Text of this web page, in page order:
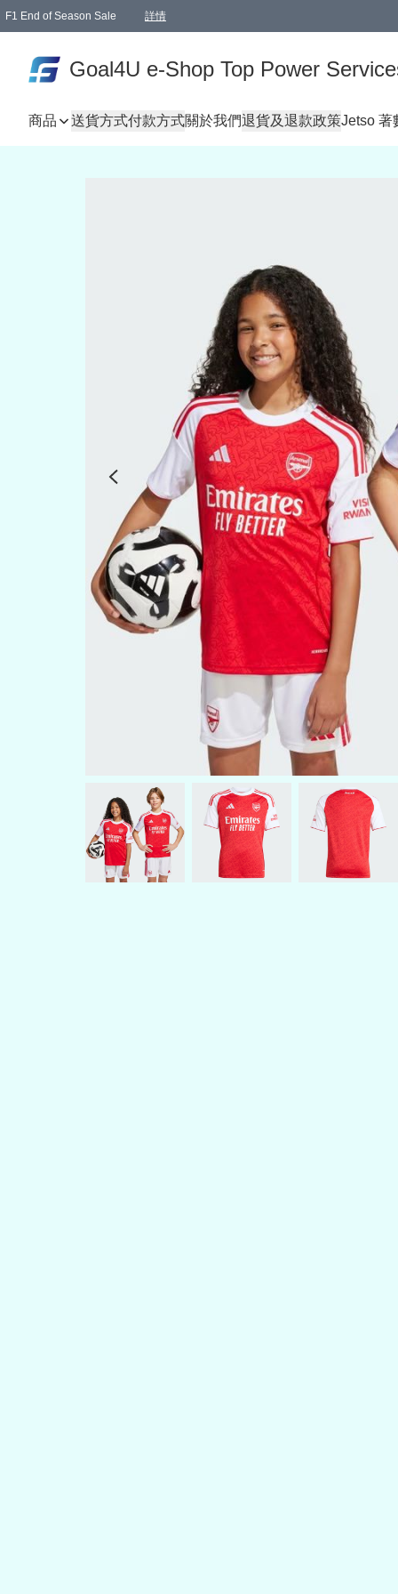
F1 End of Season Sale 詳情
Goal4U e-Shop Top Power
商品 送貨方式付款方式關於我們退貨及退款政策Jetso 著